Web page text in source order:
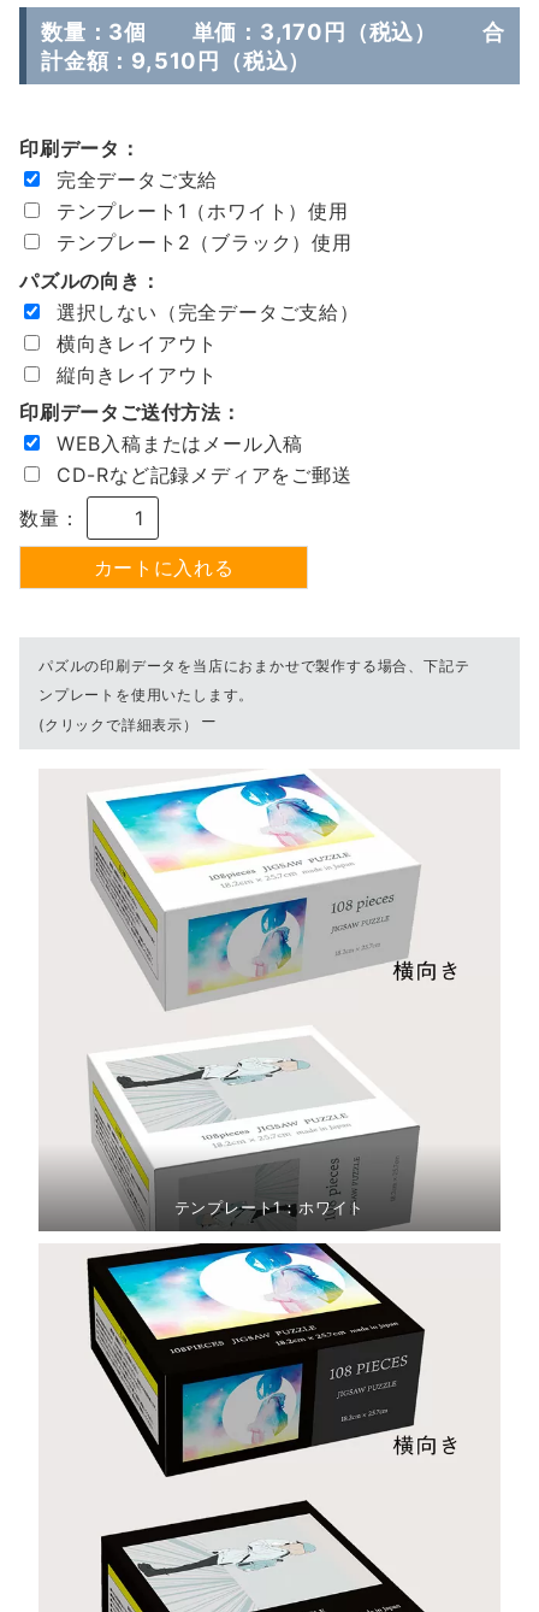
数量：3個 単価：3,170円（税込） 合
計金額：9,510円（税込）
印刷データ：
完全データご支給
テンプレート1（ホワイト）使用
テンプレート2（ブラック）使用
パズルの向き：
選択しない（完全データご支給）
横向きレイアウト
縦向きレイアウト
印刷データご送付方法：
WEB入稿またはメール入稿
CD-Rなど記録メディアをご郵送
数量：
パズルの印刷データを当店におまかせで製作する場合、下記テ
ンプレートを使用いたします。
(クリックで詳細表示）
テンプレート1：ホワイト